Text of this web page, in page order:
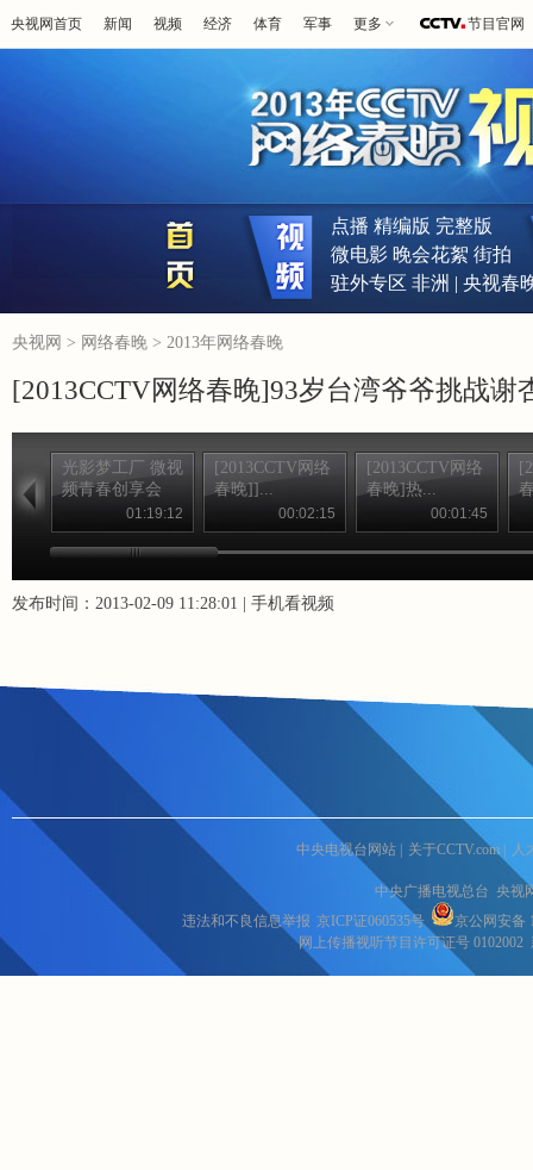
央视网首页 新闻 视频 经济 体育 军事 更多 节目官网
点播 精编版 完整版
微电影 晚会花絮 街拍
驻外专区 非洲 | 央视春
央视网 > 网络春晚 > 2013年网络春晚
[2013CCTV网络春晚]93岁台湾爷爷挑战谢
光影梦工厂 微视
频青春创享会
01:19:12
[2013CCTV网络
春晚]]...
00:02:15
[2013CCTV网络
春晚]热...
00:01:45
发布时间：2013-02-09 11:28:01 | 手机看视频
中央电视台网站 关于CCTV.com 人
中央广播电视总台 央视
违法和不良信息举报 京ICP证060535号
京公网安备
网上传播视听节目许可证号 0102002